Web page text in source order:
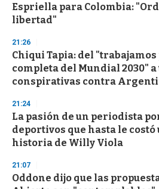
Espriella para Colombia:
libertad"
21:26
Chiqui Tapia: del "trabajamos
completa del Mundial 2030"
conspirativas contra
21:24
La pasión de un periodista
deportivos que hasta le
historia de Willy Viola
21:07
Oddone dijo que las